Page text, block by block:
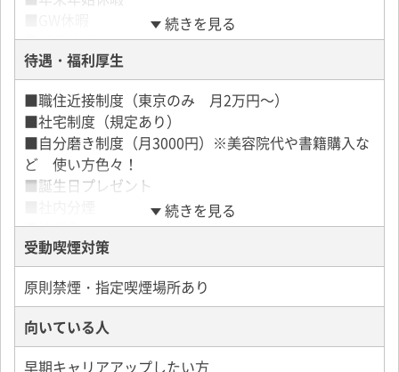
■夏季休暇
■慶弔休暇
■有給休暇
■産前・産後休暇
■育児休暇
■結婚記念日休暇
続きを見る
待遇・福利厚生
■職住近接制度（東京のみ 月2万円～）
■社宅制度（規定あり）
■自分磨き制度（月3000円）※美容院代や書籍購入な
ど 使い方色々！
■誕生日プレゼント
■決起会
■各種イベント（初詣、決算会、忘年会など）
■部活動費補助（ゴルフ部筆頭にスポーツで汗を流す
ことも！）
■社用スマホ・ノートPC・iPad貸与
■インセンティブ毎月支給
■月間MVP
続きを見る
受動喫煙対策
原則禁煙・指定喫煙場所あり
向いている人
早期キャリアアップしたい方